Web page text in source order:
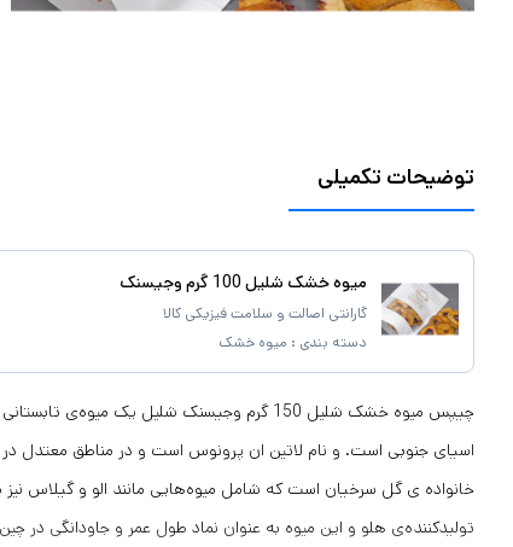
توضیحات تکمیلی
میوه خشک شلیل 100 گرم وجیسنک
گارانتی اصالت و سلامت فیزیکی کالا
دسته بندی : میوه خشک
چیپس میوه خشک شلیل 150 گرم وجیسنک شلیل یک
اسیای جنوبی است. و نام لاتین ان پرونوس است و در مناطق معتدل
خانواده‌ ی گل سرخیان است که شامل میوه‌هایی مانند الو و گیلاس
تولیدکننده‌ی هلو و این میوه به عنوان نماد طول عمر و جاودانگی در